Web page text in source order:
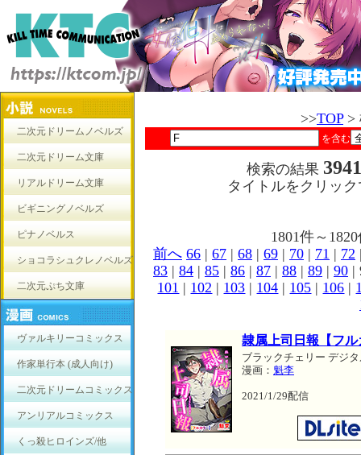
二次元ドリームノベルズ
二次元ドリーム文庫
リアルドリーム文庫
ビギニングノベルズ
ピナノベルス
ショコラシュクレノベルズ
二次元ぷち文庫
ヴァルキリーコミックス
作家単行本 (成人向け)
二次元ドリームコミックス
アンリアルコミックス
くっ殺ヒロインズ/他
>>TOP>
を含む
検索の結果
タイトルをクリッ
1801件～
前へ 66 | 67 | 68 | 69 | 70 | 71 | 72
83 | 84 | 85 | 86 | 87 | 88 | 89 | 90 |
101 | 102 | 103 | 104 | 105 | 106 |
隷属上司日報【フル
ブラックチェリー デジ
漫画： 魁李
2021/1/29配信